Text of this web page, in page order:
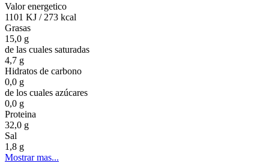
Valor energetico
1101 KJ / 273 kcal
Grasas
15,0 g
de las cuales saturadas
4,7 g
Hidratos de carbono
0,0 g
de los cuales azúcares
0,0 g
Proteina
32,0 g
Sal
1,8 g
Mostrar mas...